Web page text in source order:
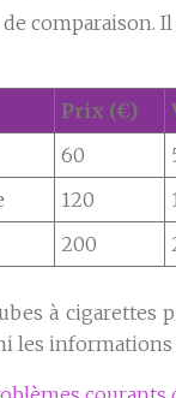
comparaison.
Prix (€)
60
120
200
à cigarettes
les